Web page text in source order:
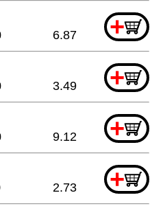
+
6.87
+
3.49
+
9.12
+
2.73